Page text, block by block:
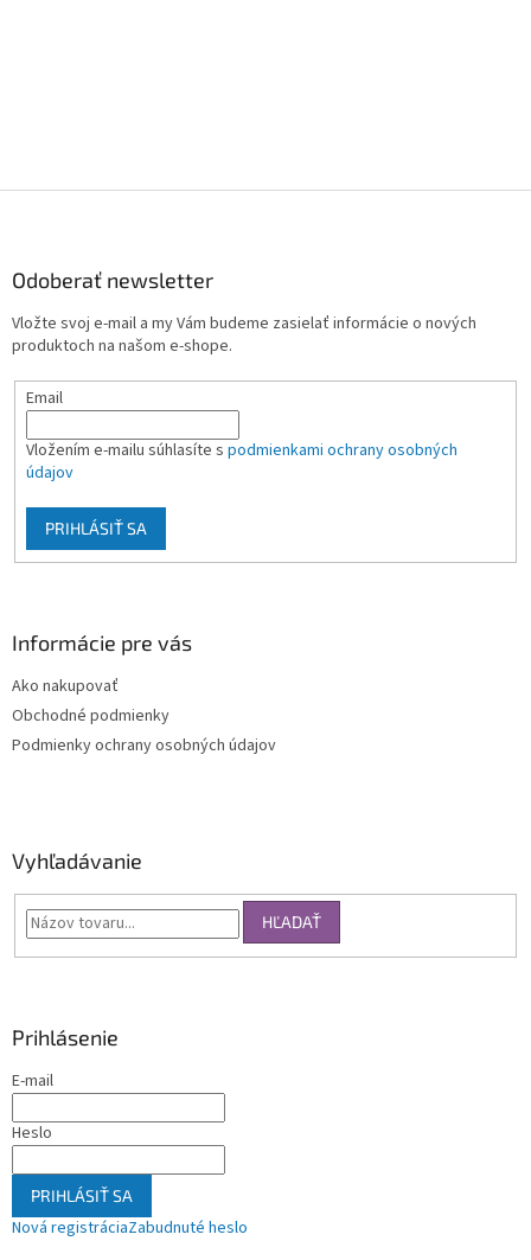
Odoberať newsletter
Vložte svoj e-mail a my Vám budeme zasielať informácie o nových
produktoch na našom e-shope.
Email
Vložením e-mailu súhlasíte s podmienkami ochrany osobných
údajov
PRIHLÁSIŤ SA
Informácie pre vás
Ako nakupovať
Obchodné podmienky
Podmienky ochrany osobných údajov
Vyhľadávanie
HĽADAŤ
Prihlásenie
E-mail
Heslo
PRIHLÁSIŤ SA
Nová registráciaZabudnuté heslo